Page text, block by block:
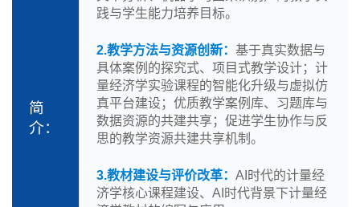
简
介：
践与学生能力培养目标。
2.教学方法与资源创新：基于真实数据与
具体案例的探究式、项目式教学设计；计
量经济学实验课程的智能化升级与虚拟仿
真平台建设；优质教学案例库、习题库与
数据资源的共建共享；促进学生协作与反
思的教学资源共建共享机制。
3.教材建设与评价改革：AI时代的计量经
济学核心课程建设、AI时代背景下计量经